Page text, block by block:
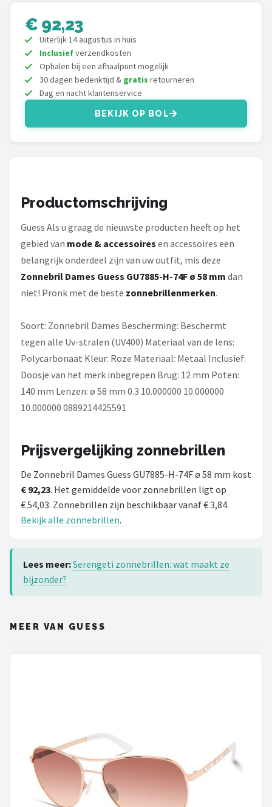
Guess
Maesy
Fako Sunglasses®
€ 92,23
Uiterlijk 14 augustus in huis
Inclusiefverzendkosten
Ophalen bij een afhaalpunt mogelijk
30 dagen bedenktijd & gratis retourneren
Dag en nacht klantenservice
BEKIJK OP BOL
Productomschrijving
Guess Als u graag de nieuwste producten heeft op het
gebied van mode & accessoires en accessoires een
belangrijk onderdeel zijn van uw outfit, mis deze
Zonnebril Dames Guess GU7885-H-74F ø 58 mm dan
niet! Pronk met de beste zonnebrillenmerken.
Soort: Zonnebril Dames Bescherming: Beschermt
tegen alle Uv-stralen (UV400) Materiaal van de lens:
Polycarbonaat Kleur: Roze Materiaal: Metaal Inclusief:
Doosje van het merk inbegrepen Brug: 12 mm Poten:
140 mm Lenzen: ø 58 mm 0.3 10.000000 10.000000
10.000000 0889214425591
Prijsvergelijking zonnebrillen
De Zonnebril Dames Guess GU7885-H-74F ø 58 mm kost
€ 92,23. Het gemiddelde voor zonnebrillen ligt op
€ 54,03. Zonnebrillen zijn beschikbaar vanaf € 3,84.
Bekijk alle zonnebrillen.
Lees meer:Serengeti zonnebrillen: wat maakt ze
bijzonder?
MEER VAN GUESS